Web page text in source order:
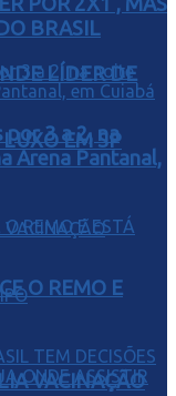
LÍDER DE
EM SP
VACINAÇÃO
BRASIL
por 3 a 2, na
Arena Pantanal,
O REMO E